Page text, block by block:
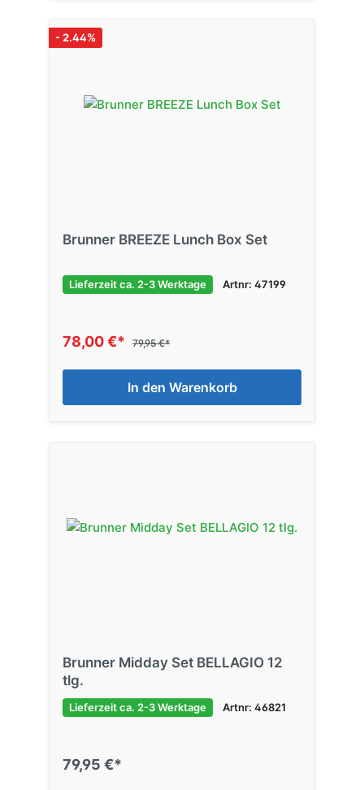
- 2.44%
Brunner BREEZE Lunch Box Set
Lieferzeit ca. 2-3 Werktage Artnr: 47199
78,00 €* 79,95 €*
In den Warenkorb
Brunner Midday Set BELLAGIO 12
tlg.
Lieferzeit ca. 2-3 Werktage Artnr: 46821
79,95 €*